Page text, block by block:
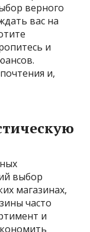
верного
вас на
и
и,
выбор
магазинах,
часто
и